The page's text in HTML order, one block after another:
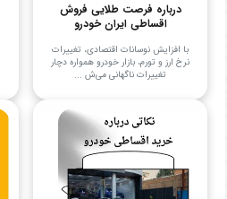
درباره فرصت طلایی فروش
اقساطی ایران خودرو
با افزایش نوسانات اقتصادی، تغییرات
نرخ ارز و تورم، بازار خودرو همواره دچار
تغییرات ناگهانی می‌ش ...